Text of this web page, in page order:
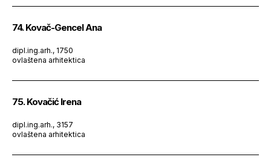
74. Kovač-Gencel Ana
dipl.ing.arh., 1750
ovlaštena arhitektica
75. Kovačić Irena
dipl.ing.arh., 3157
ovlaštena arhitektica